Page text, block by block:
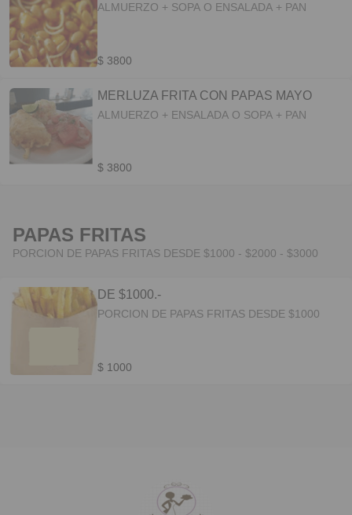
ALMUERZO + SOPA O ENSALADA + PAN
$ 3800
MERLUZA FRITA CON PAPAS MAYO
ALMUERZO + ENSALADA O SOPA + PAN
$ 3800
PAPAS FRITAS
PORCION DE PAPAS FRITAS DESDE $1000 - $2000 - $3000
DE $1000.-
PORCION DE PAPAS FRITAS DESDE $1000
$ 1000